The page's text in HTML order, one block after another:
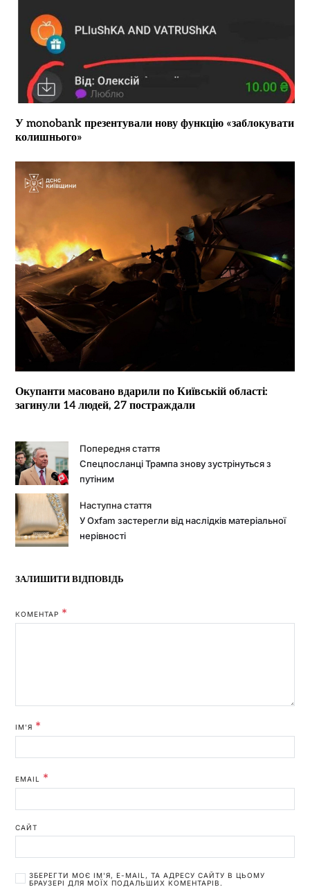
У monobank презентували нову функцію «заблокувати
колишнього»
Окупанти масовано вдарили по Київській області:
загинули 14 людей, 27 постраждали
Попередня стаття
Спецпосланці Трампа знову зустрінуться з
путіним
Наступна стаття
У Oxfam застерегли від наслідків матеріальної
нерівності
ЗАЛИШИТИ ВІДПОВІДЬ
КОМЕНТАР *
ІМ'Я *
EMAIL *
САЙТ
ЗБЕРЕГТИ МОЄ ІМ'Я, E-MAIL, ТА АДРЕСУ САЙТУ В ЦЬОМУ
БРАУЗЕРІ ДЛЯ МОЇХ ПОДАЛЬШИХ КОМЕНТАРІВ.